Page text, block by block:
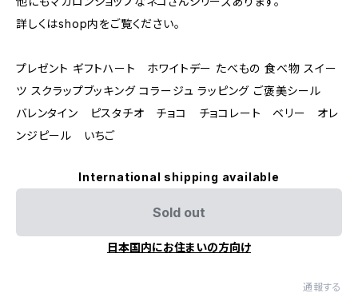
詳しくはshop内をご覧ください。
プレゼント ギフトハート ホワイトデー たべもの 食べ物 スイー
ツ スクラップブッキング コラージュ ラッピング ご褒美シール
バレンタイン ピスタチオ チョコ チョコレート ベリー オレ
ンジピール いちご
International shipping available
Sold out
日本国内にお住まいの方向け
通報する